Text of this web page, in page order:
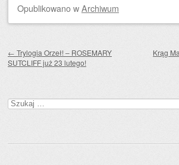
OpublikowanowArchiwum
← Trylogia Orzeł! – ROSEMARY
SUTCLIFF już 23 lutego!
Krąg
Szukaj: